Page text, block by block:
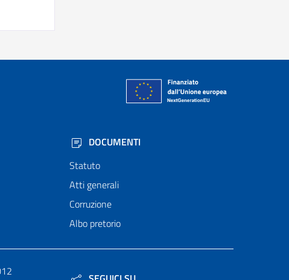
DOCUMENTI
Statuto
Atti generali
Corruzione
Albo pretorio